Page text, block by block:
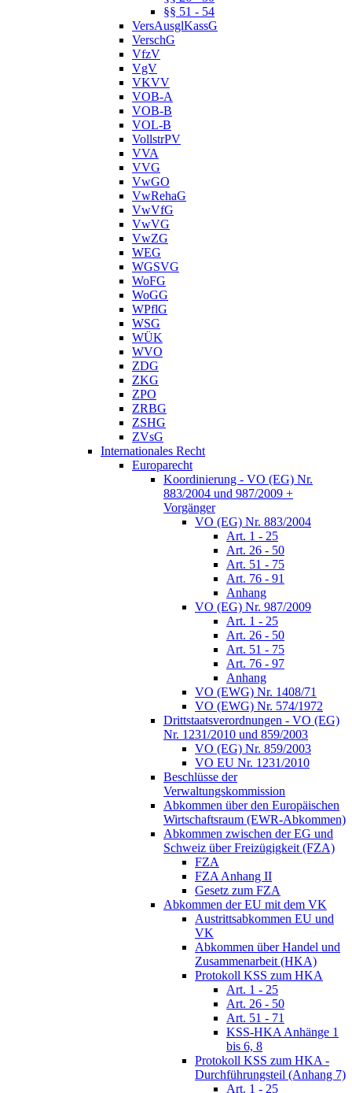
§§ 51 - 54
VersAusglKassG
VerschG
VfzV
VgV
VKVV
VOB-A
VOB-B
VOL-B
VollstrPV
VVA
VVG
VwGO
VwRehaG
VwVfG
VwVG
VwZG
WEG
WGSVG
WoFG
WoGG
WPflG
WSG
WÜK
WVO
ZDG
ZKG
ZPO
ZRBG
ZSHG
ZVsG
Internationales Recht
Europarecht
Koordinierung - VO (EG) Nr.
883/2004 und 987/2009 +
Vorgänger
VO (EG) Nr. 883/2004
Art. 1 - 25
Art. 26 - 50
Art. 51 - 75
Art. 76 - 91
Anhang
VO (EG) Nr. 987/2009
Art. 1 - 25
Art. 26 - 50
Art. 51 - 75
Art. 76 - 97
Anhang
VO (EWG) Nr. 1408/71
VO (EWG) Nr. 574/1972
Drittstaatsverordnungen - VO (EG)
Nr. 1231/2010 und 859/2003
VO (EG) Nr. 859/2003
VO EU Nr. 1231/2010
Beschlüsse der
Verwaltungskommission
Abkommen über den Europäischen
Wirtschaftsraum (EWR-Abkommen)
Abkommen zwischen der EG und
Schweiz über Freizügigkeit (FZA)
FZA
FZA Anhang II
Gesetz zum FZA
Abkommen der EU mit dem VK
Austrittsabkommen EU und
VK
Abkommen über Handel und
Zusammenarbeit (HKA)
Protokoll KSS zum HKA
Art. 1 - 25
Art. 26 - 50
Art. 51 - 71
KSS-HKA Anhänge 1
bis 6, 8
Protokoll KSS zum HKA -
Durchführungsteil (Anhang 7)
Art. 1 - 25